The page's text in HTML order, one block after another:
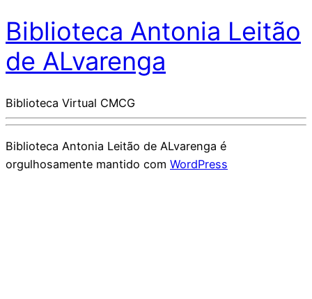
Biblioteca Antonia Leitão
de ALvarenga
Biblioteca Virtual CMCG
Biblioteca Antonia Leitão de ALvarenga é
orgulhosamente mantido com WordPress